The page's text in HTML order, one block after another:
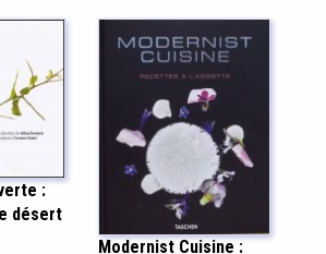
:
désert
Modernist Cuisine :